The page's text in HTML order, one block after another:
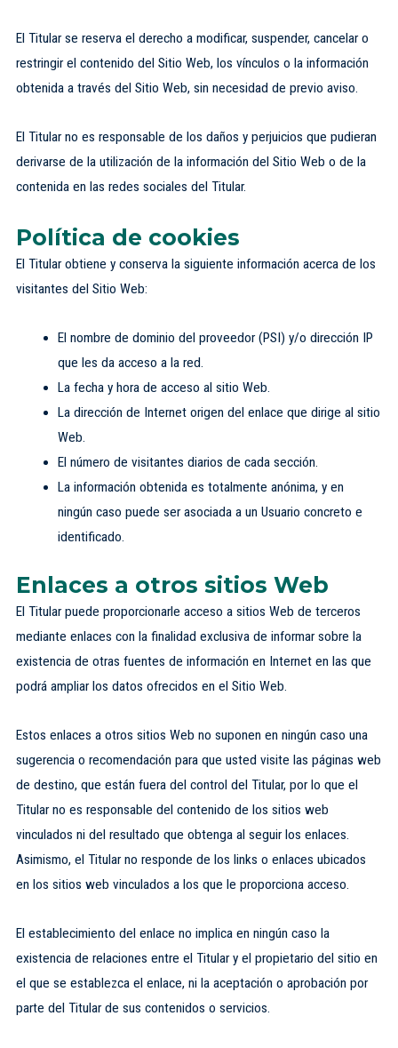
El Titular se reserva el derecho a modificar, suspender, cancelar o
restringir el contenido del Sitio Web, los vínculos o la información
obtenida a través del Sitio Web, sin necesidad de previo aviso.
El Titular no es responsable de los daños y perjuicios que pudieran
derivarse de la utilización de la información del Sitio Web o de la
contenida en las redes sociales del Titular.
Política de cookies
El Titular obtiene y conserva la siguiente información acerca de los
visitantes del Sitio Web:
El nombre de dominio del proveedor (PSI) y/o dirección IP
que les da acceso a la red.
La fecha y hora de acceso al sitio Web.
La dirección de Internet origen del enlace que dirige al sitio
Web.
El número de visitantes diarios de cada sección.
La información obtenida es totalmente anónima, y en
ningún caso puede ser asociada a un Usuario concreto e
identificado.
Enlaces a otros sitios Web
El Titular puede proporcionarle acceso a sitios Web de terceros
mediante enlaces con la finalidad exclusiva de informar sobre la
existencia de otras fuentes de información en Internet en las que
podrá ampliar los datos ofrecidos en el Sitio Web.
Estos enlaces a otros sitios Web no suponen en ningún caso una
sugerencia o recomendación para que usted visite las páginas web
de destino, que están fuera del control del Titular, por lo que el
Titular no es responsable del contenido de los sitios web
vinculados ni del resultado que obtenga al seguir los enlaces.
Asimismo, el Titular no responde de los links o enlaces ubicados
en los sitios web vinculados a los que le proporciona acceso.
El establecimiento del enlace no implica en ningún caso la
existencia de relaciones entre el Titular y el propietario del sitio en
el que se establezca el enlace, ni la aceptación o aprobación por
parte del Titular de sus contenidos o servicios.